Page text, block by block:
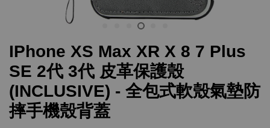
IPhone XS Max XR X 8 7 Plus
SE 2代 3代 皮革保護殼
(INCLUSIVE) - 全包式軟殼氣墊防
摔手機殼背蓋